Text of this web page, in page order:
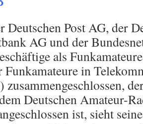
Deutschen Post AG, der
AG und der
als
Funkamateure in
Deutschen Amateur-
ist, sieht